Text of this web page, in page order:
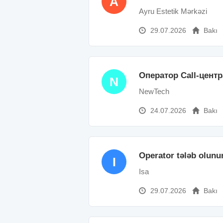
Ayru Estetik Mərkəzi
29.07.2026 Bakı
N Оператор Call-
NewTech
24.07.2026 Bakı
I Operator tələb
Isa
29.07.2026 Bakı